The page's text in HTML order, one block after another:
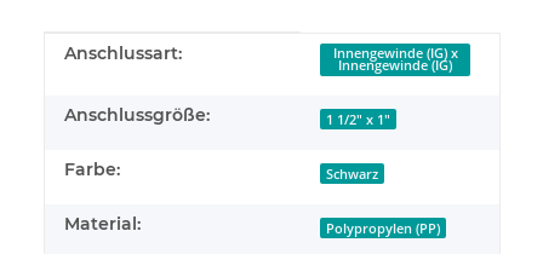
Produkteigenschaft
Wert
Anschlussart: Innengewinde (IG) x
Innengewinde (IG)
Anschlussgröße: 1 1/2" x 1"
Farbe: Schwarz
Material: Polypropylen (PP)